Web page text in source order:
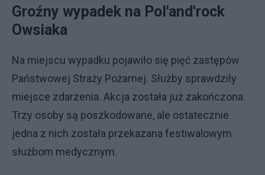
Groźny wypadek na Pol'and'rock
Owsiaka
Na miejscu wypadku pojawiło się pięć zastępów
Państwowej Straży Pożarnej. Służby sprawdziły
miejsce zdarzenia. Akcja została już zakończona.
Trzy osoby są poszkodowane, ale ostatecznie
jedna z nich została przekazana festiwalowym
służbom medycznym.